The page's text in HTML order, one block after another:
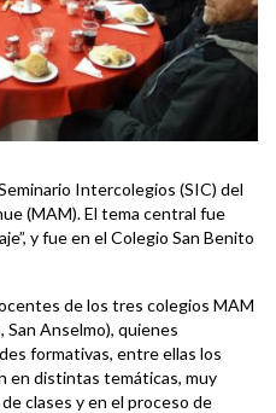
Intercolegios (SIC) del
(MAM).El tema central fue
y fue en el Colegio San Benito
de los tres colegios MAM
San Anselmo), quienes
formativas, entre ellas los
en distintas temáticas, muy
clases y en el proceso de